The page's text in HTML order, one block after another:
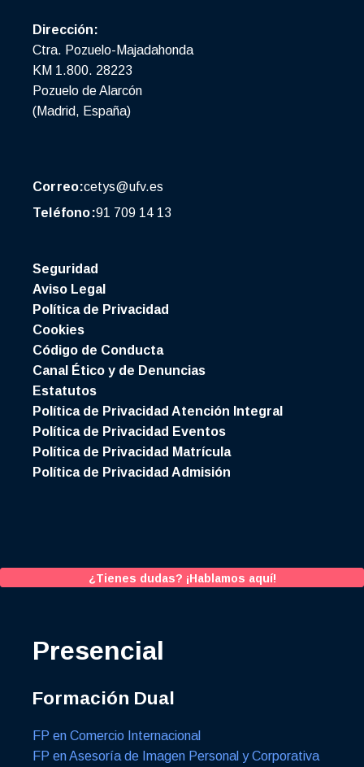
Dirección:
Ctra. Pozuelo-Majadahonda
KM 1.800. 28223
Pozuelo de Alarcón
(Madrid, España)
Correo:cetys@ufv.es
Teléfono:91 709 14 13
Seguridad
Aviso Legal
Política de Privacidad
Cookies
Código de Conducta
Canal Ético y de Denuncias
Estatutos
Política de Privacidad Atención Integral
Política de Privacidad Eventos
Política de Privacidad Matrícula
Política de Privacidad Admisión
¿Tienes dudas? ¡Hablamos aquí!
Presencial
Formación Dual
FP en Comercio Internacional
FP en Asesoría de Imagen Personal y Corporativa